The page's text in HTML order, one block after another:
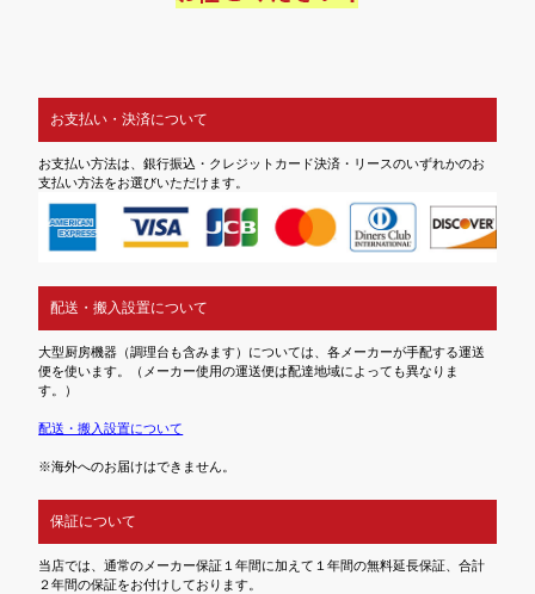
お支払い・決済について
お支払い方法は、銀行振込・クレジットカード決済・リースのいずれかのお
支払い方法をお選びいただけます。
配送・搬入設置について
大型厨房機器（調理台も含みます）については、各メーカーが手配する運送
便を使います。（メーカー使用の運送便は配達地域によっても異なりま
す。）
配送・搬入設置について
※海外へのお届けはできません。
保証について
当店では、通常のメーカー保証１年間に加えて１年間の無料延長保証、合計
２年間の保証をお付けしております。